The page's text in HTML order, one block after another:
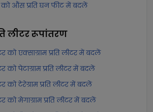
को औंस प्रति घन फीट में बदलें
लीटररूपांतरण
को एक्साग्राम प्रति लीटर में बदलें
को पेटाग्राम प्रति लीटर में बदलें
को टेरेग्राम प्रति लीटर में बदलें
को मेगाग्राम प्रति लीटर में बदलें